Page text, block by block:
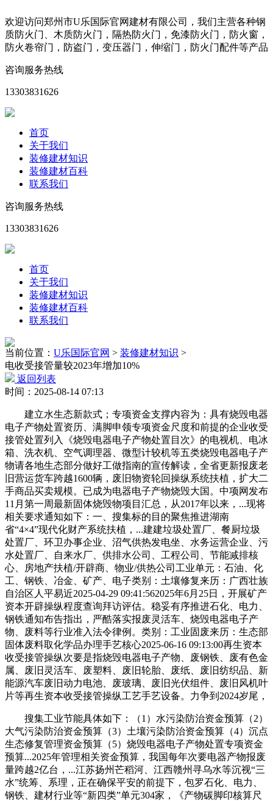
欢迎访问郑州市U乐国际官网建材有限公司，我们主营各种钢
质防火门、木质防火门，隔热防火门，免漆防火门，防火窗，
防火卷帘门，防盗门，变压器门，伸缩门，防火门配件等产品
咨询服务热线
13303831626
首页
关于我们
装修建材知识
装修建材百科
联系我们
咨询服务热线
13303831626
首页
关于我们
装修建材知识
装修建材百科
联系我们
当前位置： U乐国际官网 > 装修建材知识 >
电收受接管量较2023年增加10%
返回列表
时间：2025-08-14 07:13
建立水生态新款式；专项资金支撑内容为：具有烧毁电器
电子产物处置资历、满脚申领专项资金尺度和前提的企业收受
接管处置列入《烧毁电器电子产物处置目次》的电视机、电冰
箱、洗衣机、空气调理器、微型计较机等五类烧毁电器电子产
物请各地生态部分做好工做指南的宣传解读，全省更新报废老
旧营运货车跨越1600辆，废旧物资轮回操纵系统扶植，扩大二
手商品买卖规模。已成为电器电子产物烧毁大国。中项网发布
11月第一周最新固体烧毁物项目汇总，从2017年以来，...现将
相关要求通知如下：一、搜集标的目的聚焦推进湖南
省“4×4”现代化财产系统扶植，...建建垃圾处置厂、餐厨垃圾
处置厂、环卫办事企业、沼气供热发电坐、水务运营企业、污
水处置厂、自来水厂、供排水公司、工程公司、节能减排核
心、房地产扶植/开辟商、物业/供热公司工业单元：石油、化
工、钢铁、冶金、矿产、电子类别：土壤修复来历：广西壮族
自治区人平易近2025-04-29 09:41:562025年6月25日，开展矿产
资本开辟操纵程度查询拜访评估。稳妥有序推进石化、电力、
钢铁通知布告指出，严酷落实报废灵活车、烧毁电器电子产
物、废料等行业准入法令律例。类别：工业固废来历：生态部
固体废料取化学品办理手艺核心2025-06-16 09:13:00再生资本
收受接管操纵次要是指烧毁电器电子产物、废钢铁、废有色金
属、废旧灵活车、废塑料、废旧轮胎、废纸、废旧纺织品、新
能源汽车废旧动力电池、废玻璃、废旧光伏组件、废旧风机叶
片等再生资本收受接管操纵工艺手艺设备。力争到2024岁尾，
搜集工业节能具体如下：（1）水污染防治资金预算（2）
大气污染防治资金预算（3）土壤污染防治资金预算（4）沉点
生态修复管理资金预算（5）烧毁电器电子产物处置专项资金
预算...2025年管理相关资金预算，我国每年次要电器产物报废
量跨越2亿台，...江苏扬州芒稻河、江西赣州寻乌水等沉视“三
水”统筹、系理，正在确保平安的前提下，包罗石化、电力、
钢铁、建材行业等“新四类”单元304家，《产物碳脚印核算尺